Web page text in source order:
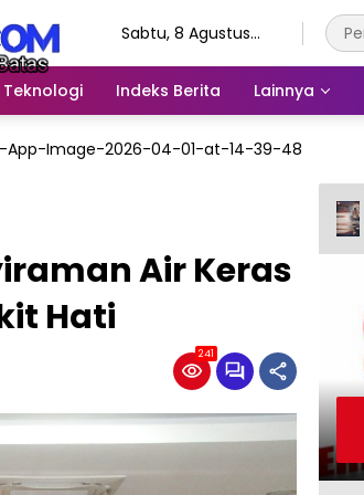
Sabtu, 8 Agustus
Teknologi Indeks Berita Lainnya
Air Keras
Hati
241